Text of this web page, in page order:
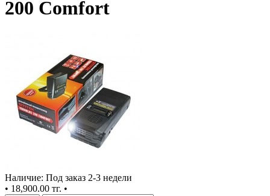
200 Comfort
Наличие: Под заказ 2-3 недели
• 18,900.00 тг. •